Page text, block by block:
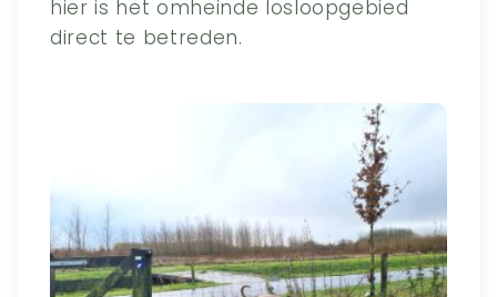
hier is het omheinde losloopgebied
direct te betreden.